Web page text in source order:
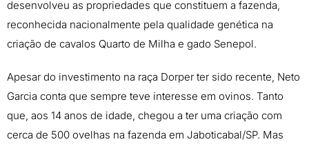
desenvolveu as propriedades que constituem a fazenda,
reconhecida nacionalmente pela qualidade genética na
criação de cavalos Quarto de Milha e gado Senepol.
Apesar do investimento na raça Dorper ter sido recente, Neto
Garcia conta que sempre teve interesse em ovinos. Tanto
que, aos 14 anos de idade, chegou a ter uma criação com
cerca de 500 ovelhas na fazenda em Jaboticabal/SP. Mas